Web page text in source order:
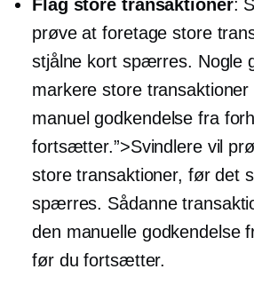
Flag store transaktioner:
prøve at foretage store
stjålne kort spærres. Nogle
markere store
manuel godkendelse fra
fortsætter.”>Svindlere vil
store transaktioner, før det
spærres. Sådanne
den manuelle godkendelse
før du fortsætter.